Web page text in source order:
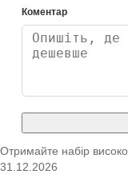
Коментар
Отримайте набір
31.12.2026